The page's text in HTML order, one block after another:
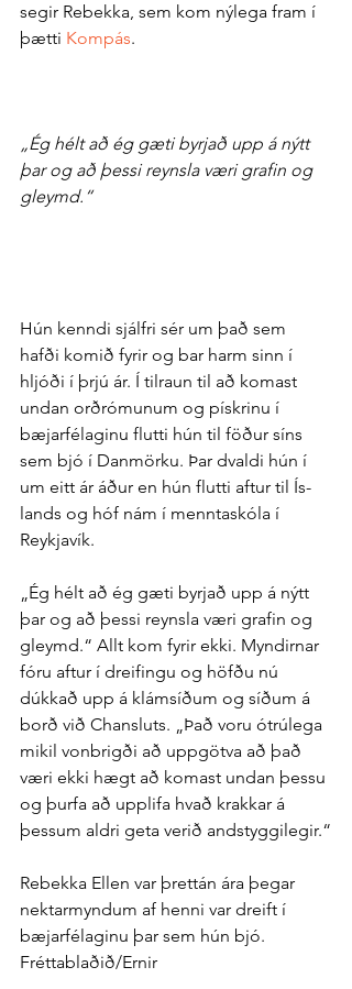
segir Rebekka, sem kom nýlega fram í
þætti Kompás.
„Ég hélt að ég gæti byrjað upp á nýtt
þar og að þessi reynsla væri grafin og
gleymd.“
Hún kenndi sjálfri sér um það sem
hafði komið fyrir og bar harm sinn í
hljóði í þrjú ár. Í til­raun til að komast
undan orð­rómunum og pískrinu í
bæjar­fé­laginu flutti hún til föður síns
sem bjó í Dan­mörku. Þar dvaldi hún í
um eitt ár áður en hún flutti aftur til Ís­
lands og hóf nám í mennta­skóla í
Reykja­vík.
„Ég hélt að ég gæti byrjað upp á nýtt
þar og að þessi reynsla væri grafin og
gleymd.“ Allt kom fyrir ekki. Myndirnar
fóru aftur í dreifingu og höfðu nú
dúkkað upp á klám­síðum og síðum á
borð við Chansluts. „Það voru ó­trú­lega
mikil von­brigði að upp­götva að það
væri ekki hægt að komast undan þessu
og þurfa að upp­lifa hvað krakkar á
þessum aldri geta verið and­styggi­legir.“
Rebekka Ellen var þrettán ára þegar
nektarmyndum af henni var dreift í
bæjarfélaginu þar sem hún bjó.
Fréttablaðið/Ernir